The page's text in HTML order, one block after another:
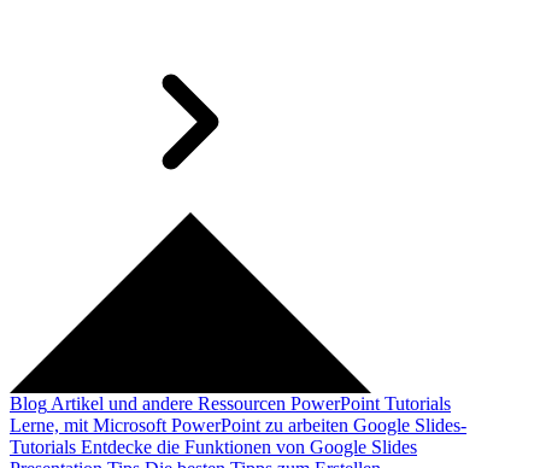
Blog Artikel und andere Ressourcen PowerPoint Tutorials
Lerne, mit Microsoft PowerPoint zu arbeiten Google Slides-
Tutorials Entdecke die Funktionen von Google Slides